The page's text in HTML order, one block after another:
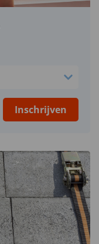
Inschrijven